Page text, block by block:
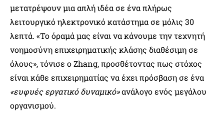
μετατρέψουν μια απλή ιδέα σε ένα πλήρως
λειτουργικό ηλεκτρονικό κατάστημα σε μόλις 30
λεπτά. «Το όραμά μας είναι να κάνουμε την τεχνητή
νοημοσύνη επιχειρηματικής κλάσης διαθέσιμη σε
όλους», τόνισε ο Zhang, προσθέτοντας πως στόχος
είναι κάθε επιχειρηματίας να έχει πρόσβαση σε ένα
«ευφυές εργατικό δυναμικό»ανάλογο ενός μεγάλου
οργανισμού.